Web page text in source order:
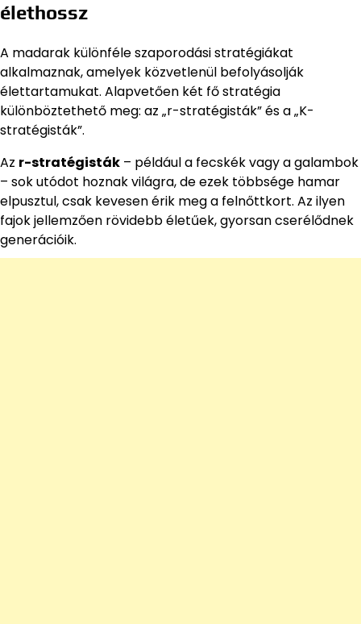
élethossz
A madarak különféle szaporodási stratégiákat
alkalmaznak, amelyek közvetlenül befolyásolják
élettartamukat. Alapvetően két fő stratégia
különböztethető meg: az „r-stratégisták” és a „K-
stratégisták”.
Az r-stratégisták – például a fecskék vagy a galambok
– sok utódot hoznak világra, de ezek többsége hamar
elpusztul, csak kevesen érik meg a felnőttkort. Az ilyen
fajok jellemzően rövidebb életűek, gyorsan cserélődnek
generációik.